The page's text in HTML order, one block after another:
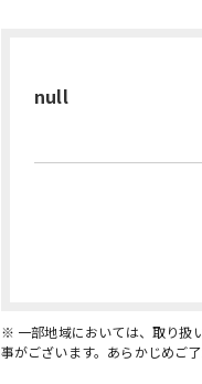
null
※ 一部地域においては、取り扱
事がございます。あらかじめご了